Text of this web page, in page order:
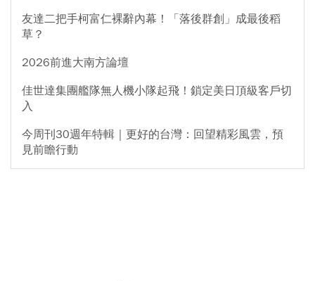
友達二把手柯富仁裸辭內幕！「落後群創」成最後稻
草？
2026前進大南方論壇
佳世達集團艦隊無人機小隊起飛！鎖定美日頂級客戶切
入
今周刊30週年特輯｜更好的台灣：回望精彩風雲，預
見前瞻行動